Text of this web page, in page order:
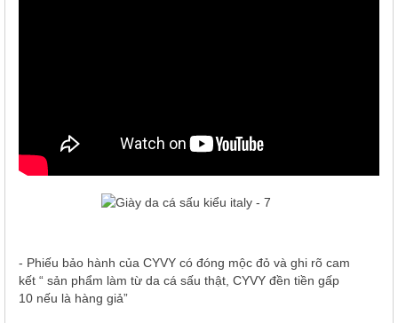
- Phiếu bảo hành của CYVY có đóng mộc đỏ và ghi rõ cam
kết “ sản phẩm làm từ da cá sấu thật, CYVY đền tiền gấp
10 nếu là hàng giả”